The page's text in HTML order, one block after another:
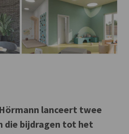
lanceert twee
die bijdragen tot het